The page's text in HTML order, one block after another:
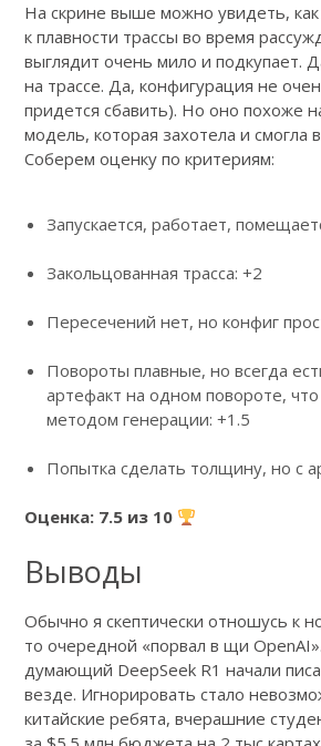
На скрине выше можно увидеть,
к плавности трассы во время
выглядит очень мило и подкупает.
на трассе. Да, конфигурация не
придется сбавить). Но оно похоже
модель, которая захотела и смогла
Соберем оценку по критериям:
Запускается, работает,
Закольцованная трасса: +2
Пересечений нет, но конфиг
Повороты плавные, но всегда
артефакт на одном повороте, что
методом генерации: +1.5
Попытка сделать толщину, но с
Оценка: 7.5 из 10
Выводы
Обычно я скептически отношусь к
то очередной «порвал в щи
думающий DeepSeek R1 начали
везде. Игнорировать стало
китайские ребята, вчерашние